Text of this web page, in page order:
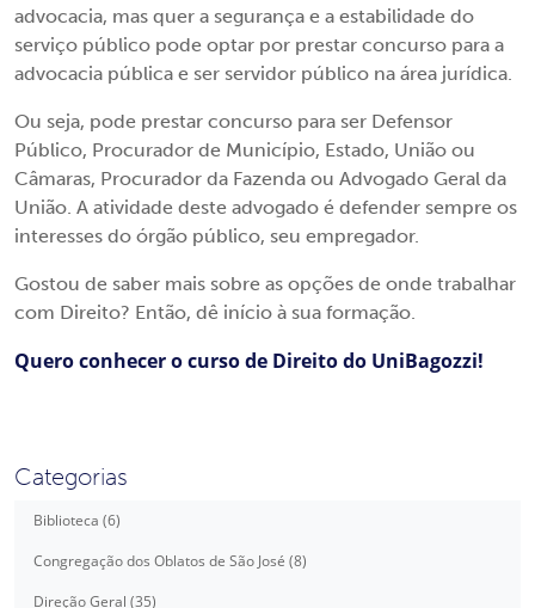
advocacia, mas quer a segurança e a estabilidade do
serviço público pode optar por prestar concurso para a
advocacia pública e ser servidor público na área jurídica.
Ou seja, pode prestar concurso para ser Defensor
Público, Procurador de Município, Estado, União ou
Câmaras, Procurador da Fazenda ou Advogado Geral da
União. A atividade deste advogado é defender sempre os
interesses do órgão público, seu empregador.
Gostou de saber mais sobre as opções de onde trabalhar
com Direito? Então, dê início à sua formação.
Quero conhecer o curso de Direito do UniBagozzi!
Categorias
Biblioteca (6)
Congregação dos Oblatos de São José (8)
Direção Geral (35)